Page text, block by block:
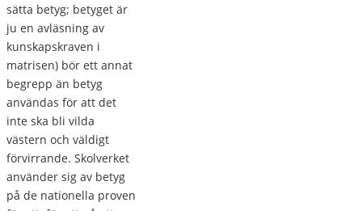
sätta betyg; betyget är
ju en avläsning av
kunskapskraven i
matrisen) bör ett annat
begrepp än betyg
användas för att det
inte ska bli vilda
västern och väldigt
förvirrande. Skolverket
använder sig av betyg
på de nationella proven